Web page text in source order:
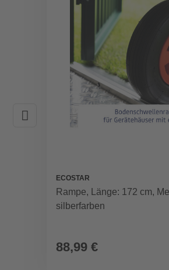
ECOSTAR
Rampe, Länge: 172 cm,
silberfarben
88,99 €